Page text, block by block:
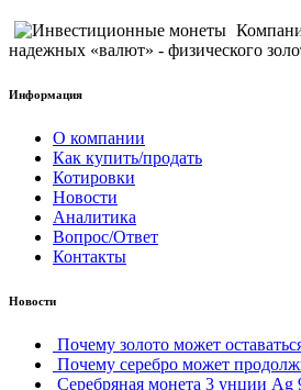
надежных «валют» - физического
Информация
О компании
Как купить/продать
Котировки
Новости
Аналитика
Вопрос/Ответ
Контакты
Новости
Почему золото может
Почему серебро может
Серебряная монета 3 унции